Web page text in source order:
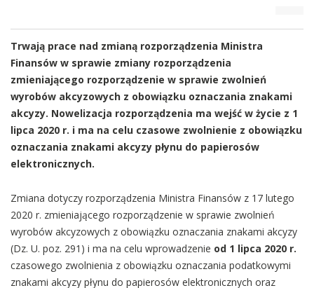
Trwają prace nad zmianą rozporządzenia Ministra
Finansów w sprawie zmiany rozporządzenia
zmieniającego rozporządzenie w sprawie zwolnień
wyrobów akcyzowych z obowiązku oznaczania znakami
akcyzy. Nowelizacja rozporządzenia ma wejść w życie z 1
lipca 2020 r. i ma na celu czasowe zwolnienie z obowiązku
oznaczania znakami akcyzy płynu do papierosów
elektronicznych.
Zmiana dotyczy rozporządzenia Ministra Finansów z 17 lutego
2020 r. zmieniającego rozporządzenie w sprawie zwolnień
wyrobów akcyzowych z obowiązku oznaczania znakami akcyzy
(Dz. U. poz. 291) i ma na celu wprowadzenie od 1 lipca 2020 r.
czasowego zwolnienia z obowiązku oznaczania podatkowymi
znakami akcyzy płynu do papierosów elektronicznych oraz